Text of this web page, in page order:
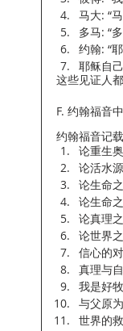
马大: “
多马: “
约翰: “
耶稣自
这些见证人
F. 约翰福音
约翰福音记
论重生
论活水
论生命
论生命
论真理
论世界
信心的
真理与
我是好
与父原
世界的